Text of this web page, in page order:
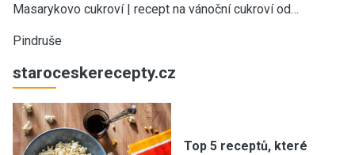
Masarykovo cukroví | recept na vánoční cukroví od…
Pindruše
staroceskerecepty.cz
Top 5 receptů, které